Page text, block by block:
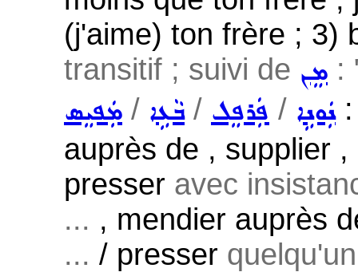
(j'aime) ton frère ; 3)
transitif ; suivi de ܡܸܢ :
ܡܲܦܝܸܣ / ܒܵܥܹܐ/ ܦܲܪܦܸܠ / ܢܲܘܢܹܐ:
auprès de , supplier
presser avec
... , mendier auprès
... / presser